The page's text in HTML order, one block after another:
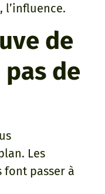
l’influence.
de
de
Les
font passer à